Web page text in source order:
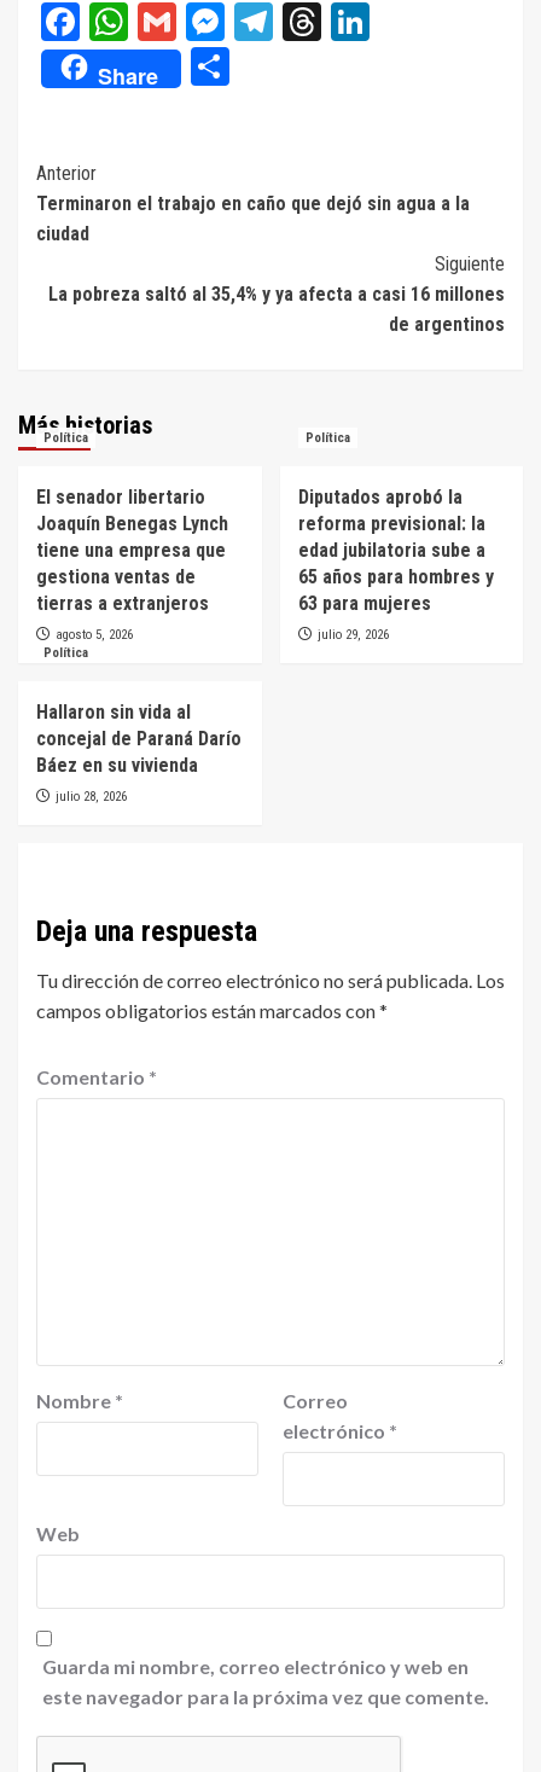
Facebook
WhatsApp
GmailMessenger
Telegram
Threads
Share
Navegación
de
Anterior
Terminaron el trabajo en caño que dejó sin agua a la
ciudad
Siguiente
La pobreza saltó al 35,4% y ya afecta a casi 16 millones
de argentinos
Más historias
Política
El senador libertario
Joaquín Benegas Lynch
tiene una empresa que
gestiona ventas de
tierras a extranjeros
agosto 5, 2026
Política
Diputados aprobó la
reforma previsional: la
edad jubilatoria sube a
65 años para hombres y
63 para mujeres
julio 29, 2026
Política
Hallaron sin vida al
concejal de Paraná Darío
Báez en su vivienda
julio 28, 2026
Deja una respuesta
Tu dirección de correo electrónico no será publicada. Los
campos obligatorios están marcados con*
Comentario *
Nombre *
Correo
electrónico *
Web
Guarda mi nombre, correo electrónico y web en
este navegador para la próxima vez que comente.